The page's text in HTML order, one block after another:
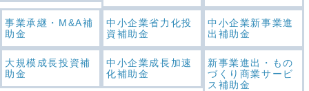
事業承継・M&A補
助金
中小企業省力化投
資補助金
中小企業新事業進
出補助金
大規模成長投資補
助金
中小企業成長加速
化補助金
新事業進出・もの
づくり商業サービ
ス補助金